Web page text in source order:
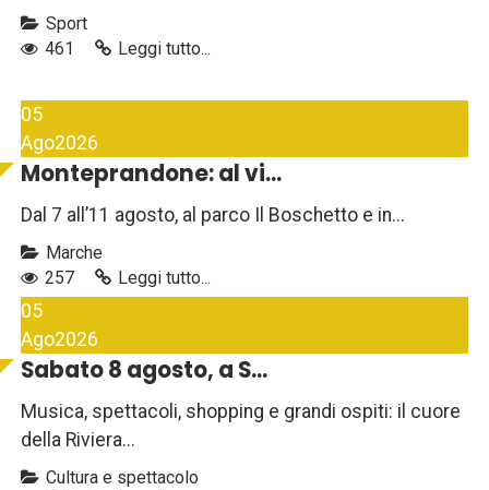
Sport
461
Leggi tutto...
05
Ago2026
Monteprandone: al vi...
Dal 7 all’11 agosto, al parco Il Boschetto e in...
Marche
257
Leggi tutto...
05
Ago2026
Sabato 8 agosto, a S...
Musica, spettacoli, shopping e grandi ospiti: il cuore
della Riviera...
Cultura e spettacolo